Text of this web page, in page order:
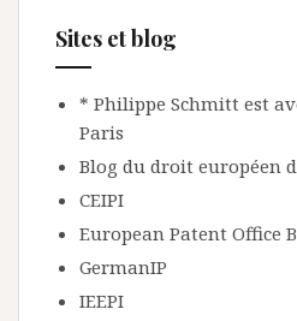
Sites et blog
* Philippe Schmitt est
Paris
Blog du droit européen
CEIPI
European Patent Office
GermanIP
IEEPI